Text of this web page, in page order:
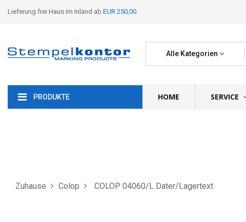
Lieferung frei Haus im Inland ab EUR 250,00
Alle Kategorien
PRODUKTE HOME SERVICE
Zuhause Colop COLOP 04060/L Dater/Lagertext